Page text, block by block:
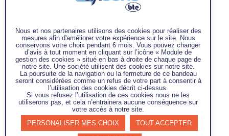
de passage réguliers pour garantir l’atteinte des objectifs
exigences ISO 17025
Mission :
Diagnostic/visites de la société et du laboratoire
Revue des chapitres de l’ISO 17025
Compréhension des exigences par chapitre
Explication de la terminologie qualité
Mise en place d’un plan d’actions en adéquation avec les
besoins d’accréditation et lien avec les chapitres de la
Nous et nos partenaires utilisons des cookies pour réaliser des
mesures afin d'améliorer votre expérience sur le site. Nous
conservons votre choix pendant 6 mois. Vous pouvez changer
d’avis à tout moment en cliquant sur l’icône « Module de
gestion des cookies » situé en bas à droite de chaque page de
notre site. Une société utilisent des cookies sur notre site.
La poursuite de la navigation ou la fermeture de ce bandeau
seront considérées comme un refus de votre part à consentir à
l’utilisation des cookies décrit ci-dessus.
Si vous refusez l’utilisation de ces cookies nous ne les
utiliserons pas, et cela n’entrainera aucune conséquence sur
votre accès à notre site.
PERSONALISER MES CHOIX
TOUT ACCEPTER